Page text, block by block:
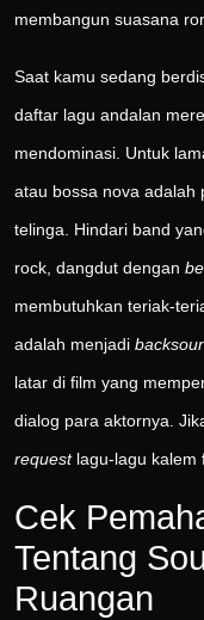
membangun suasana
Saat kamu sedang
daftar lagu andalan
mendominasi. Untuk
atau bossa nova adalah
telinga. Hindari band
rock, dangdut dengan
membutuhkan teriak-
adalah menjadi
latar di film yang
dialog para aktornya.
requestlagu-lagu kalem
Cek
Tentang
Ruangan